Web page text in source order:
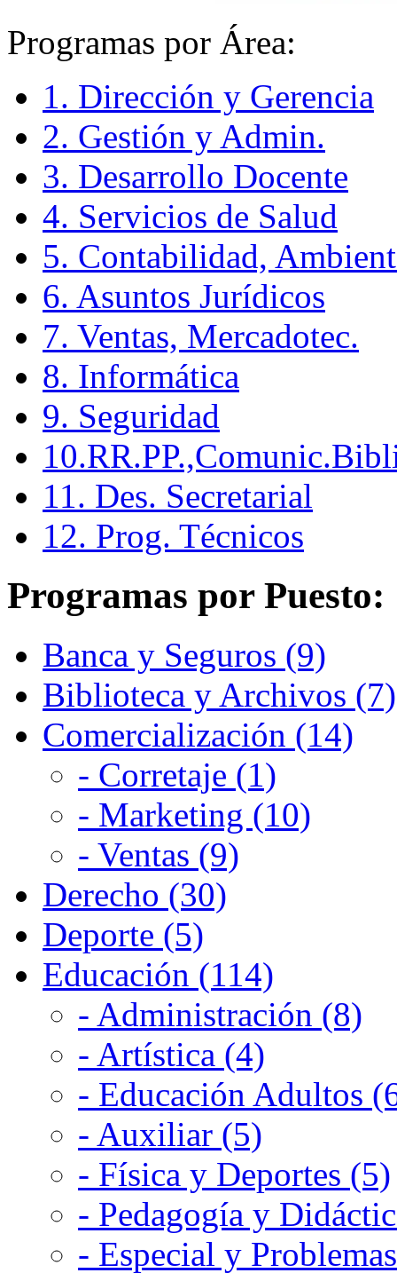
Programas por Área:
1. Dirección y Gerencia
2. Gestión y Admin.
3. Desarrollo Docente
4. Servicios de Salud
5. Contabilidad,
6. Asuntos Jurídicos
7. Ventas, Mercadotec.
8. Informática
9. Seguridad
11. Des. Secretarial
12. Prog. Técnicos
Programas por Puesto:
Banca y Seguros (9)
Biblioteca y Archivos (7)
Comercialización (14)
- Corretaje (1)
- Marketing (10)
- Ventas (9)
Derecho (30)
Deporte (5)
Educación (114)
- Administración (8)
- Artística (4)
- Educación Adultos
- Auxiliar (5)
- Física y Deportes (5)
- Pedagogía y
- Especial y